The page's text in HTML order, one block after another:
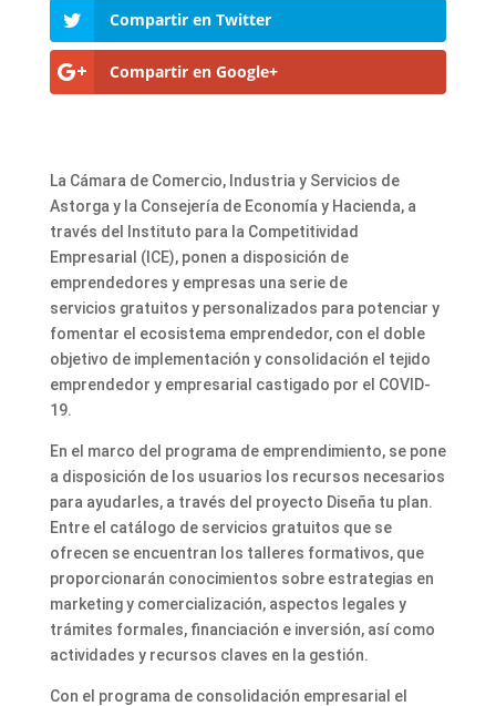
Compartir en Twitter
Compartir en Google+
La Cámara de Comercio, Industria y Servicios de
Astorga y la Consejería de Economía y Hacienda, a
través del Instituto para la Competitividad
Empresarial (ICE), ponen a disposición de
emprendedores y empresas una serie de
servicios gratuitos y personalizados para potenciar y
fomentar el ecosistema emprendedor, con el doble
objetivo de implementación y consolidación el tejido
emprendedor y empresarial castigado por el COVID-
19.
En el marco del programa de emprendimiento, se pone
a disposición de los usuarios los recursos necesarios
para ayudarles, a través del proyecto Diseña tu plan.
Entre el catálogo de servicios gratuitos que se
ofrecen se encuentran los talleres formativos, que
proporcionarán conocimientos sobre estrategias en
marketing y comercialización, aspectos legales y
trámites formales, financiación e inversión, así como
actividades y recursos claves en la gestión.
Con el programa de consolidación empresarial el